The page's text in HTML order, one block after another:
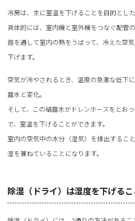
冷房は、主に室温を下げることを目的とした
具体的には、室内機と室外機をつなぐ配管
器を通して室内の熱をうばって、冷えた空
下げます。
空気が冷やされるとき、温度の急激な低下
露水と変化。
そして、この結露水がドレンホースをとお
で、室温を下げることができます。
室内の空気中の水分（湿気）を排出するこ
湿を兼ねていることになります。
除湿（ドライ）は湿度を下げる